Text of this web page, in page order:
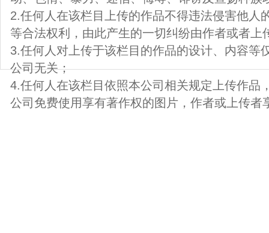
2.任何人在该栏目上传的作品不得违法侵害他人
等合法权利，由此产生的一切纠纷由作者或者上
3.任何人对上传于该栏目的作品的设计、内容等
公司无关；
4.任何人在该栏目依照本公司相关规定上传作品
公司免费使用享有著作权的图片，作者或上传者